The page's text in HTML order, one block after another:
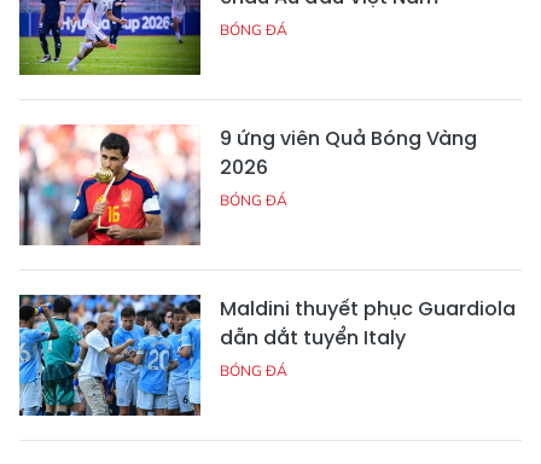
BÓNG ĐÁ
9 ứng viên Quả Bóng Vàng
2026
BÓNG ĐÁ
Maldini thuyết phục Guardiola
dẫn dắt tuyển Italy
BÓNG ĐÁ